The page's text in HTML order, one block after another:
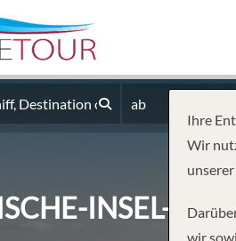
ab
INSEL-
Ihre
Wir
wir